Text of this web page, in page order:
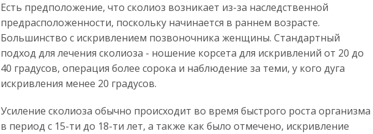
Есть предположение, что сколиоз возникает из-за наследственной
предрасположенности, поскольку начинается в раннем возрасте.
Большинство с искривлением позвоночника женщины. Стандартный
подход для лечения сколиоза - ношение корсета для искривлений от 20 до
40 градусов, операция более сорока и наблюдение за теми, у кого дуга
искривления менее 20 градусов.
Усиление сколиоза обычно происходит во время быстрого роста организма
в период с 15-ти до 18-ти лет, а также как было отмечено, искривление